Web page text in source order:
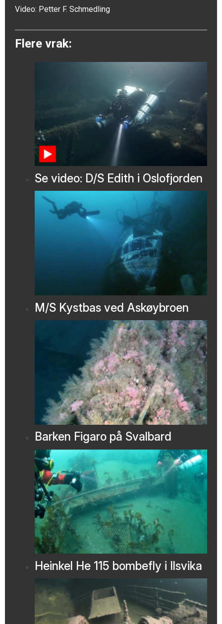
Video: Petter F. Schmedling
Flere vrak:
Se video: D/S Edith i Oslofjorden
M/S Kystbas ved Askøybroen
Barken Figaro på Svalbard
Heinkel He 115 bombefly i Ilsvika